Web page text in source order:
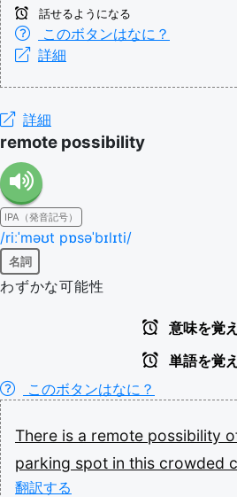
話せるようになる
このボタンはなに？
詳細
詳細
remote possibility
IPA（発音記号）
/riːˈməʊt pɒsəˈbɪlɪti/
名詞
わずかな可能性
意味を覚
単語を覚
このボタンはなに？
There is a remote possibility
parking spot in this crowded
翻訳する